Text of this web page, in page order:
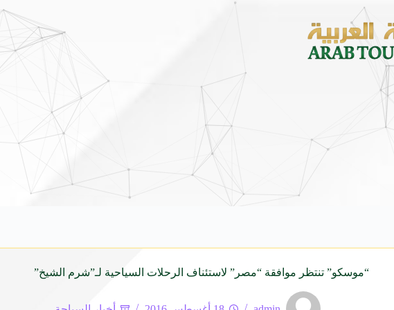
استعداداتها لاستقبال الدفعة الثانية من برنامج ضيوف خادم الحرمين الشريفين للعمرة والزيارة لعام 1448
“موسكو” تنتظر موافقة “مصر” لاستئناف الرحلات السياحية لـ”شرم الشيخ”